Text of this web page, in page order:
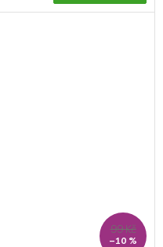
99 Kč
–10 %